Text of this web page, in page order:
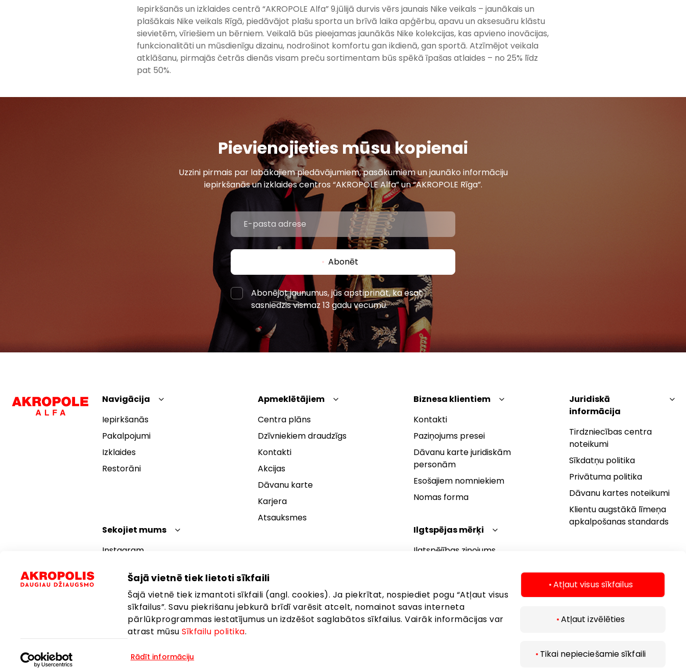
Šajā vietnē tiek lietoti sīkfaili
Šajā vietnē tiek izmantoti sīkfaili (angl. cookies). Ja piekrītat, nospiediet pogu “Atļaut visus
sīkfailus”. Savu piekrišanu jebkurā brīdī varēsit atcelt, nomainot savas interneta
pārlūkprogrammas iestatījumus un izdzēšot saglabātos sīkfailus. Vairāk informācijas var
atrast mūsu Sīkfailu politika.
Rādīt informāciju
Atļaut visus sīkfailus
Atļaut izvēlēties
Tikai nepieciešamie sīkfaili
Iepirkšanās un izklaides centrā “AKROPOLE Alfa” 9.jūlijā durvis vērs jaunais Nike veikals – jaunākais un
plašākais Nike veikals Rīgā, piedāvājot plašu sporta un brīvā laika apģērbu, apavu un aksesuāru klāstu
sievietēm, vīriešiem un bērniem. Veikalā būs pieejamas jaunākās Nike kolekcijas, kas apvieno inovācijas,
funkcionalitāti un mūsdienīgu dizainu, nodrošinot komfortu gan ikdienā, gan sportā. Atzīmējot veikala
atklāšanu, pirmajās četrās dienās visam preču sortimentam būs spēkā īpašas atlaides – no 25% līdz
pat 50%.
Pievienojieties mūsu kopienai
Uzzini pirmais par labākajiem piedāvājumiem, pasākumiem un jaunāko informāciju
iepirkšanās un izklaides centros “AKROPOLE Alfa” un “AKROPOLE Rīga”.
Abonēt
Abonējot jaunumus, jūs apstiprināt, ka esat
sasniedzis vismaz 13 gadu vecumu.
Navigācija
Iepirkšanās
Pakalpojumi
Izklaides
Restorāni
Apmeklētājiem
Centra plāns
Dzīvniekiem draudzīgs
Kontakti
Akcijas
Dāvanu karte
Karjera
Atsauksmes
Biznesa klientiem
Kontakti
Paziņojums presei
Dāvanu karte juridiskām
personām
Esošajiem nomniekiem
Nomas forma
Ilgtspējas mērķi
Ilgtspējības ziņojums
Juridiskā
informācija
Tirdzniecības centra
noteikumi
Sīkdatņu politika
Privātuma politika
Dāvanu kartes noteikumi
Klientu augstākā līmeņa
apkalpošanas standards
Sekojiet mums
Instagram
YouTube